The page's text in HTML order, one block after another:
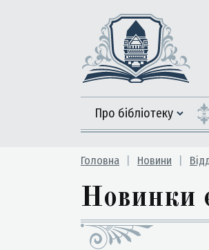
Про бібліотеку
Головна Новини
Новинки